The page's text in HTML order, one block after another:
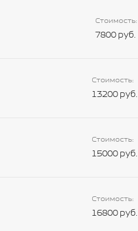
Стоимость:
7800 руб.
Стоимость:
13200 руб.
Стоимость:
15000 руб.
Стоимость:
16800 руб.